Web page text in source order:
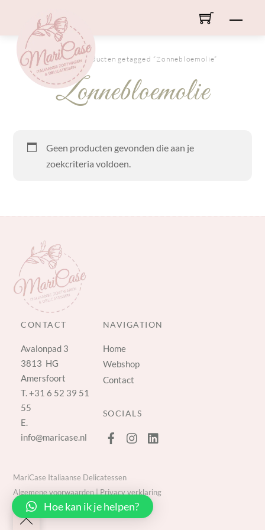
content
HOME/ Producten getagged “Zonnebloemolie”
Zonnebloemolie
Geen producten gevonden die aan je
zoekcriteria voldoen.
CONTACT
Avalonpad 3
3813 HG
Amersfoort
T.+31 6 52 39 51
55
E.
info@maricase.nl
NAVIGATION
Home
Webshop
Contact
SOCIALS
Back
MariCase Italiaanse Delicatessen
Algemene voorwaarden
Privacy verklaring
Hoe kan ik je helpen?